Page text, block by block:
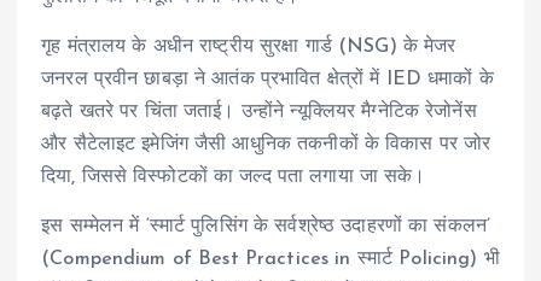
गृह मंत्रालय के अधीन राष्ट्रीय सुरक्षा गार्ड (NSG) के मेजर
जनरल प्रवीन छाबड़ा ने आतंक प्रभावित क्षेत्रों में IED धमाकों के
बढ़ते खतरे पर चिंता जताई। उन्होंने न्यूक्लियर मैग्नेटिक रेजोनेंस
और सैटेलाइट इमेजिंग जैसी आधुनिक तकनीकों के विकास पर जोर
दिया, जिससे विस्फोटकों का जल्द पता लगाया जा सके।
इस सम्मेलन में ‘स्मार्ट पुलिसिंग के सर्वश्रेष्ठ उदाहरणों का संकलन’
(Compendium of Best Practices in स्मार्ट Policing) भी